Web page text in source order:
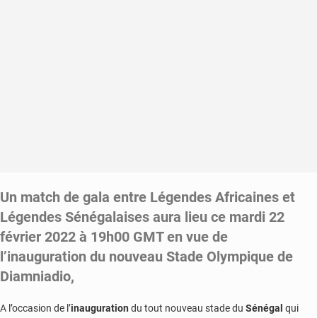
Un match de gala entre Légendes Africaines et
Légendes Sénégalaises aura lieu ce mardi 22
février 2022 à 19h00 GMT en vue de
l’inauguration du nouveau Stade Olympique de
Diamniadio,
A l’occasion de l’inauguration du tout nouveau stade du Sénégal qui